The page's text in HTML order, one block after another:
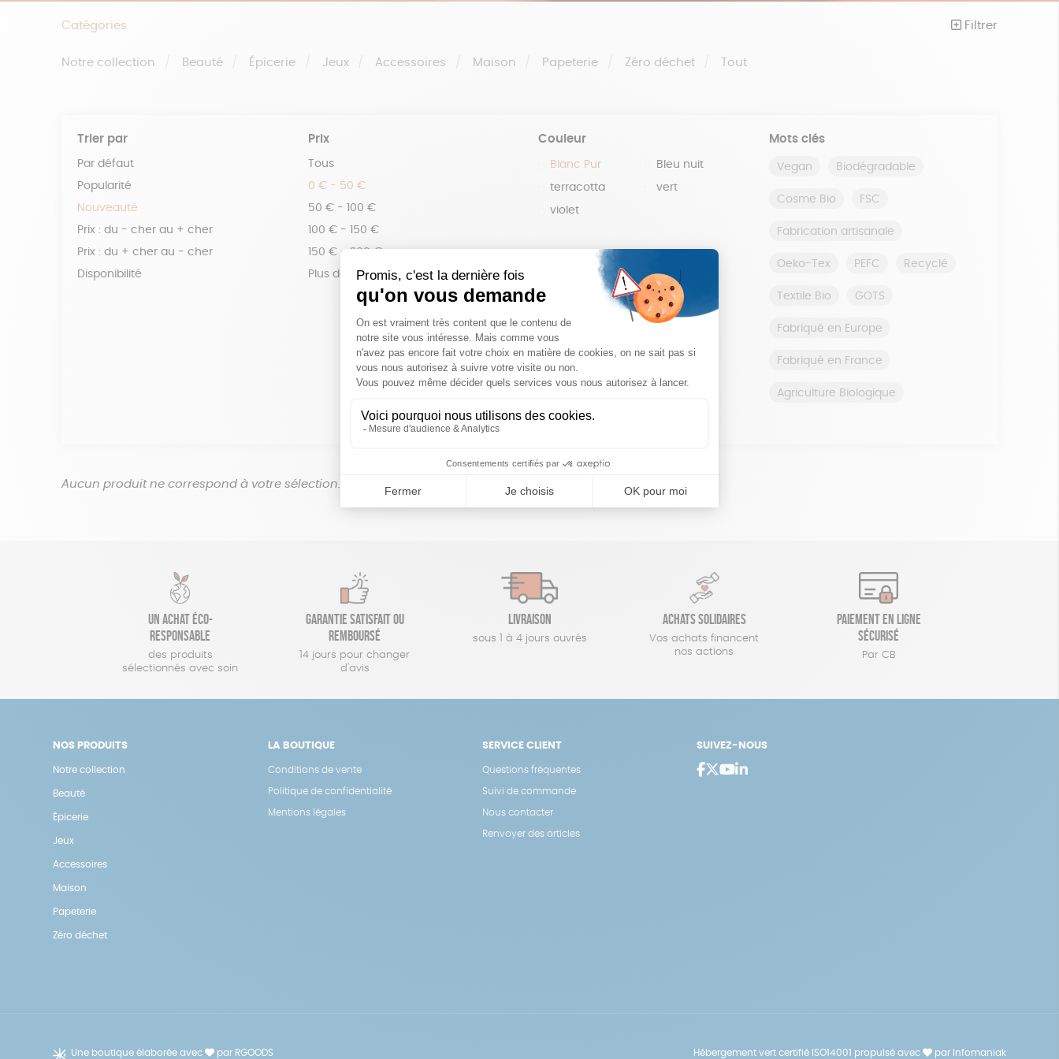
Catégories Filtrer
Notre collection Beauté Épicerie Jeux Accessoires Maison Papeterie Zéro déchet Tout
Trier par
Par défaut
Popularité
Nouveauté
Prix : du - cher au + cher
Prix : du + cher au - cher
Disponibilité
Prix
Tous
0 € - 50 €
50 € - 100 €
100 € - 150 €
150 € - 200 €
Plus de 200€
Couleur
Blanc Pur Bleu nuit
terracotta vert
violet
Mots clés
Vegan Biodégradable
Cosme Bio FSC
Fabrication artisanale
Oeko-Tex PEFC Recyclé
Textile Bio GOTS
Fabriqué en Europe
Fabriqué en France
Agriculture Biologique
réinitialiser les filtres
Aucun produit ne correspond à votre sélection.
Un achat éco-
responsable
des produits
sélectionnés avec soin
Garantie satisfait ou
remboursé
14 jours pour changer
d'avis
Livraison
sous 1 à 4 jours ouvrés
Achats solidaires
Vos achats financent
nos actions
Paiement en ligne
sécurisé
Par CB
NOS PRODUITS
Notre collection
Beauté
Épicerie
Jeux
Accessoires
Maison
Papeterie
Zéro déchet
LA BOUTIQUE
Conditions de vente
Politique de confidentialité
Mentions légales
SERVICE CLIENT
Questions fréquentes
Suivi de commande
Nous contacter
Renvoyer des articles
SUIVEZ-NOUS
Une boutique élaborée avec par RGOODS Hébergement vert certifié ISO14001 propulsé avec par Infomaniak